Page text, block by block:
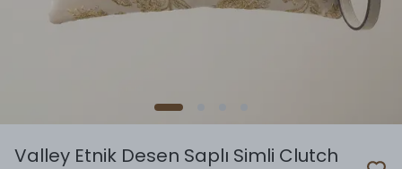
Valley Etnik Desen Saplı Simli Clutch